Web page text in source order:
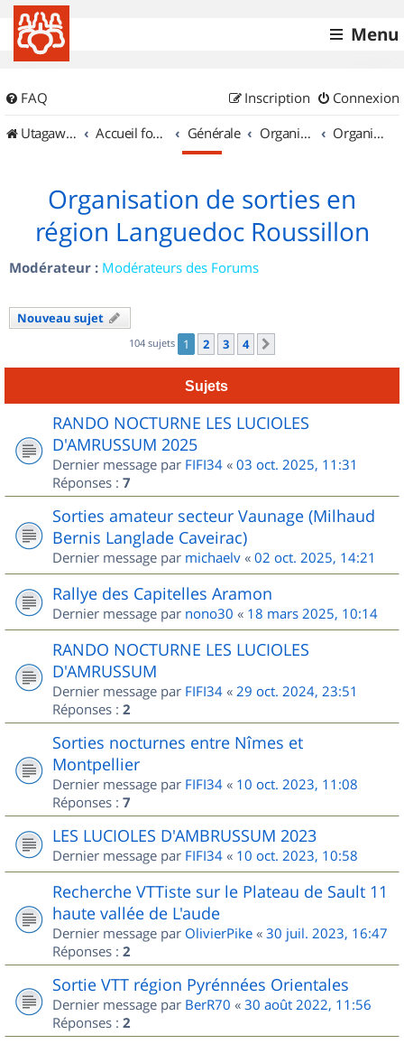
Menu
FAQ Connexion
Inscription
UtagawaVTT (Randos VTT et VTTAE avec traces GPS)
Accueil forum Générale Organisation de sorties & Recherche de partenaires Organisation de sorties en région Languedoc Roussillon
Organisation de sorties en
région Languedoc Roussillon
Modérateur : Modérateurs des Forums
Nouveau sujet
104 sujets 1 2 3 4
Sujets
RANDO NOCTURNE LES LUCIOLES
D'AMRUSSUM 2025
Dernier message par FIFI34 « 03 oct. 2025, 11:31
Réponses : 7
Sorties amateur secteur Vaunage (Milhaud
Bernis Langlade Caveirac)
Dernier message par michaelv « 02 oct. 2025, 14:21
Rallye des Capitelles Aramon
Dernier message par nono30 « 18 mars 2025, 10:14
RANDO NOCTURNE LES LUCIOLES
D'AMRUSSUM
Dernier message par FIFI34 « 29 oct. 2024, 23:51
Réponses : 2
Sorties nocturnes entre Nîmes et
Montpellier
Dernier message par FIFI34 « 10 oct. 2023, 11:08
Réponses : 7
LES LUCIOLES D'AMBRUSSUM 2023
Dernier message par FIFI34 « 10 oct. 2023, 10:58
Recherche VTTiste sur le Plateau de Sault 11
haute vallée de L'aude
Dernier message par OlivierPike « 30 juil. 2023, 16:47
Réponses : 2
Sortie VTT région Pyrénnées Orientales
Dernier message par BerR70 « 30 août 2022, 11:56
Réponses : 2